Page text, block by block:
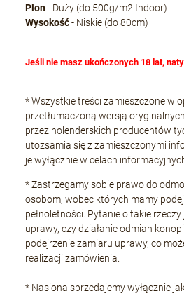
Plon- Duży (do 500g/m2 Indoor)
Wysokość- Niskie (do 80cm)
Jeśli nie masz ukończonych 18 lat,
* Wszystkie treści zamieszczone w
przetłumaczoną wersją
przez holenderskich producentów
utożsamia się z zamieszczonymi
je wyłącznie w celach
* Zastrzegamy sobie prawo do
osobom, wobec których mamy
pełnoletności. Pytanie o takie
uprawy, czy działanie odmian
podejrzenie zamiaru uprawy, co
realizacji zamówienia.
* Nasiona sprzedajemy wyłącznie